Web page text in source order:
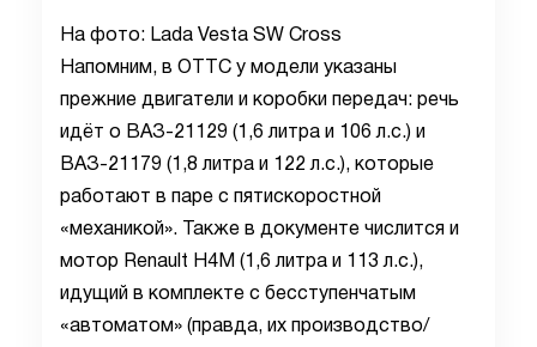
На фото: Lada Vesta SW Cross
Напомним, в ОТТС у модели указаны
прежние двигатели и коробки передач: речь
идёт о ВАЗ-21129 (1,6 литра и 106 л.с.) и
ВАЗ-21179 (1,8 литра и 122 л.с.), которые
работают в паре с пятискоростной
«механикой». Также в документе числится и
мотор Renault H4M (1,6 литра и 113 л.с.),
идущий в комплекте с бесступенчатым
«автоматом» (правда, их производство/